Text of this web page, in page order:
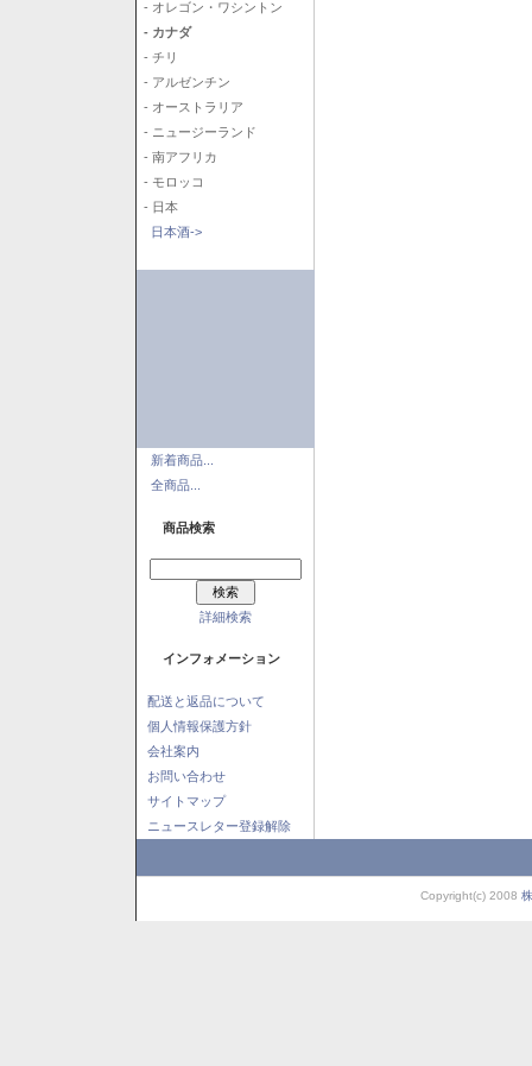
- オレゴン・ワシントン
- カナダ
- チリ
- アルゼンチン
- オーストラリア
- ニュージーランド
- 南アフリカ
- モロッコ
- 日本
日本酒->
新着商品...
全商品...
商品検索
詳細検索
インフォメーション
配送と返品について
個人情報保護方針
会社案内
お問い合わせ
サイトマップ
ニュースレター登録解除
Copyright(c) 2008